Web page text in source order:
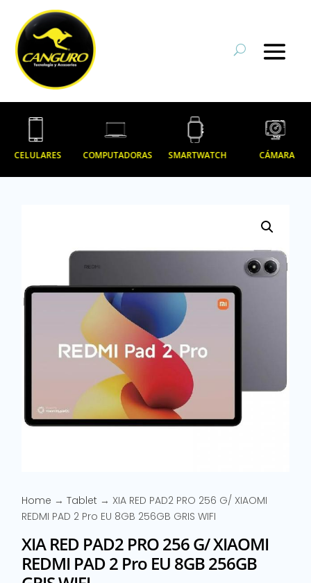
CELULARES COMPUTADORAS SMARTWATCH CÁMARA
Home →Tablet → XIA RED PAD2 PRO 256 G/ XIAOMI
REDMI PAD 2 Pro EU 8GB 256GB GRIS WIFI
XIA RED PAD2 PRO 256 G/ XIAOMI
REDMI PAD 2 Pro EU 8GB 256GB